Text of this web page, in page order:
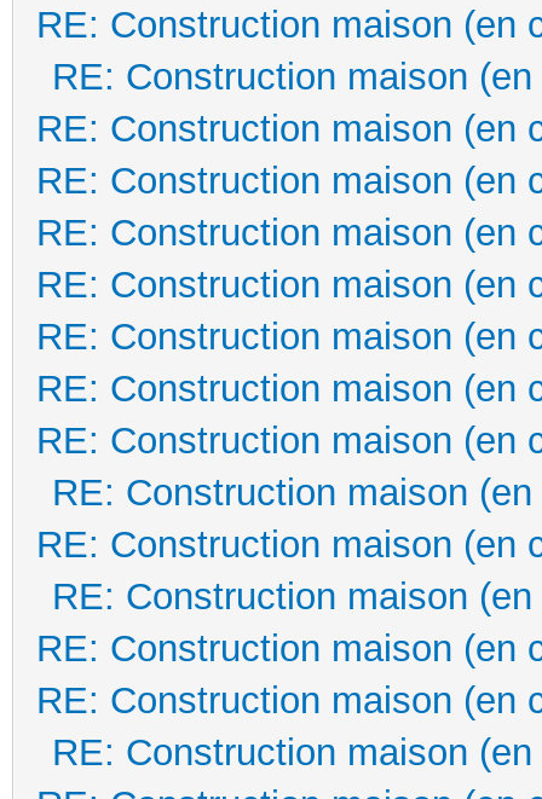
RE: Construction maison (en
RE: Construction maison
RE: Construction maison (en
RE: Construction maison (en
RE: Construction maison (en
RE: Construction maison (en
RE: Construction maison (en
RE: Construction maison (en
RE: Construction maison (en
RE: Construction maison
RE: Construction maison (en
RE: Construction maison
RE: Construction maison (en
RE: Construction maison (en
RE: Construction maison